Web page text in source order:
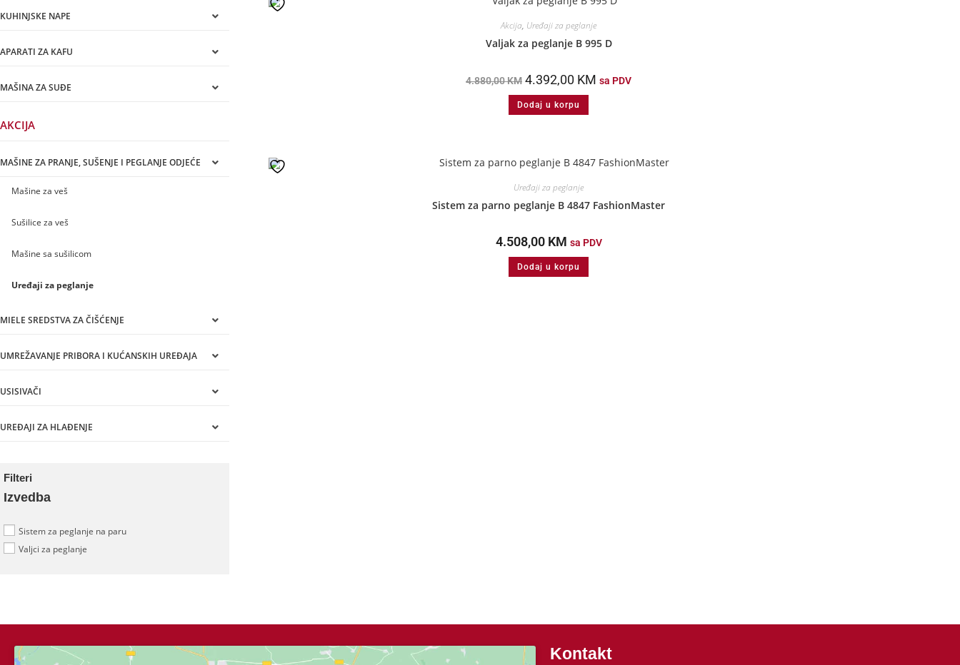
KUHINJSKE NAPE
APARATI ZA KAFU
MAŠINA ZA SUĐE
AKCIJA
MAŠINE ZA PRANJE, SUŠENJE I PEGLANJE ODJEĆE
Mašine za veš
Sušilice za veš
Mašine sa sušilicom
Uređaji za peglanje
MIELE SREDSTVA ZA ČIŠĆENJE
UMREŽAVANJE PRIBORA I KUĆANSKIH UREĐAJA
USISIVAČI
UREĐAJI ZA HLAĐENJE
Filteri
Izvedba
Sistem za peglanje na paru
Valjci za peglanje
Akcija, Uređaji za peglanje
Valjak za peglanje B 995 D
4.880,00KM 4.392,00 KM sa PDV
Dodaj u korpu
Uređaji za peglanje
Sistem za parno peglanje B 4847 FashionMaster
4.508,00 KM sa PDV
Dodaj u korpu
Kontakt